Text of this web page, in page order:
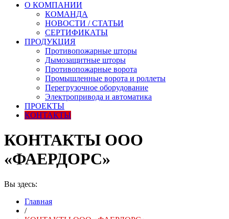
О КОМПАНИИ
КОМАНДА
НОВОСТИ / СТАТЬИ
СЕРТИФИКАТЫ
ПРОДУКЦИЯ
Противопожарные шторы
Дымозащитные шторы
Противопожарные ворота
Промышленные ворота и роллеты
Перегрузочное оборудование
Электропривода и автоматика
ПРОЕКТЫ
КОНТАКТЫ
КОНТАКТЫ ООО
«ФАЕРДОРС»
Вы здесь:
Главная
/